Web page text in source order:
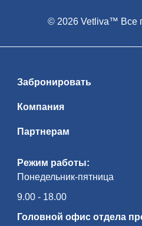
Режим работы:
Понедельник-пятница
9.00 - 18.00
Головной офис отдела
Забронировать
Компания
Партнерам
© 2026 Vetliva™ Все